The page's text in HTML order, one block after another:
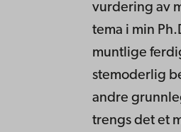
vurdering av
tema i min
muntlige
stemoderlig
andre
trengs det et